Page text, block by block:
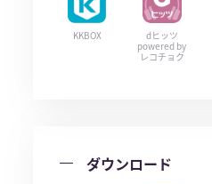
KKBOX
dヒッツ
powered by
レコチョク
ダウンロード